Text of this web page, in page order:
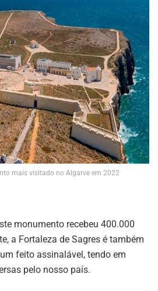
mais visitado no Algarve em 2022
monumento recebeu 400.000
a Fortaleza de Sagres é também
feito assinalável, tendo em
pelo nosso país.